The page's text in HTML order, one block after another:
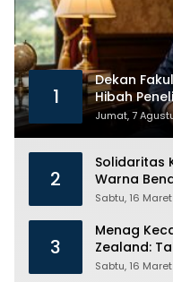
1
Dekan
Hibah
Madura ke
Jumat, 7
2
Solidaritas
Warna
Sabtu, 16 Maret
3
Menag
Zealand:
Sabtu, 16